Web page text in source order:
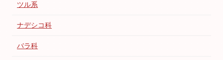
ツル系
ナデシコ科
バラ科